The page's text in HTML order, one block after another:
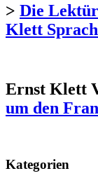
> Die
Klett
Ernst Klett
um den
Kategorien